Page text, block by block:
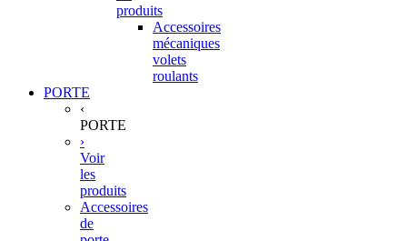
produits
Accessoires
mécaniques
volets
roulants
PORTE
‹
PORTE
›
Voir
les
produits
Accessoires
de